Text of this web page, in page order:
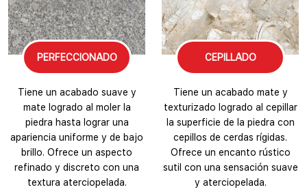
PERFECCIONADO
Tiene un acabado suave y
mate logrado al moler la
piedra hasta lograr una
apariencia uniforme y de bajo
brillo. Ofrece un aspecto
refinado y discreto con una
textura aterciopelada.
CEPILLADO
Tiene un acabado mate y
texturizado logrado al cepillar
la superficie de la piedra con
cepillos de cerdas rígidas.
Ofrece un encanto rústico
sutil con una sensación suave
y aterciopelada.